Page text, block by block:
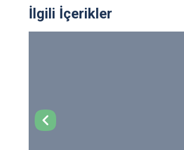
İlgili İçerikler